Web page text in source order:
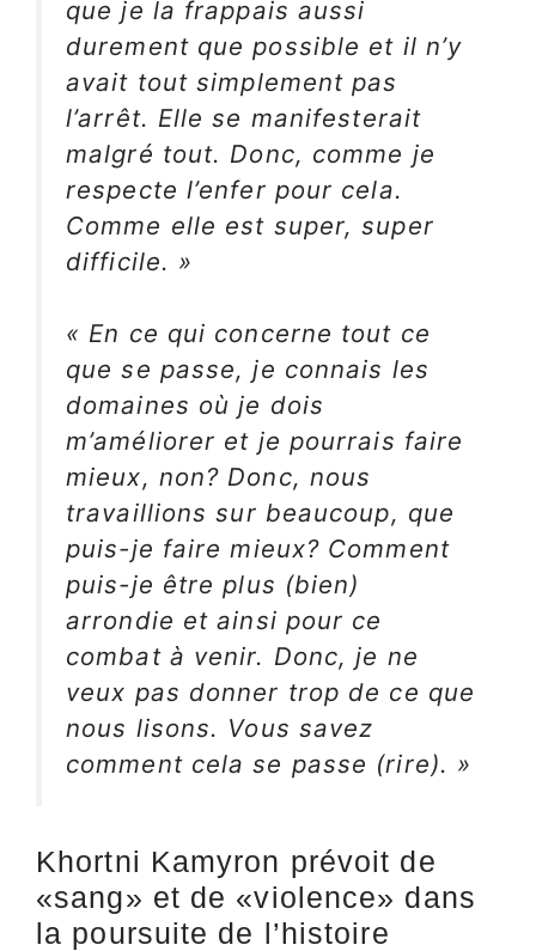
que je la frappais aussi
durement que possible et il n’y
avait tout simplement pas
l’arrêt. Elle se manifesterait
malgré tout. Donc, comme je
respecte l’enfer pour cela.
Comme elle est super, super
difficile. »
« En ce qui concerne tout ce
que se passe, je connais les
domaines où je dois
m’améliorer et je pourrais faire
mieux, non? Donc, nous
travaillions sur beaucoup, que
puis-je faire mieux? Comment
puis-je être plus (bien)
arrondie et ainsi pour ce
combat à venir. Donc, je ne
veux pas donner trop de ce que
nous lisons. Vous savez
comment cela se passe (rire). »
Khortni Kamyron prévoit de
«sang» et de «violence» dans
la poursuite de l’histoire